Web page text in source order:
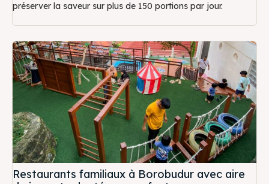
préserver la saveur sur plus de 150 portions par jour.
Restaurants familiaux à Borobudur avec aire